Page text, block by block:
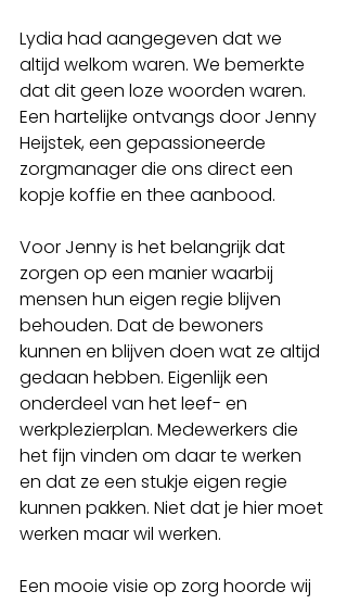
Lydia had aangegeven dat we
altijd welkom waren. We bemerkte
dat dit geen loze woorden waren.
Een hartelijke ontvangs door Jenny
Heijstek, een gepassioneerde
zorgmanager die ons direct een
kopje koffie en thee aanbood.
Voor Jenny is het belangrijk dat
zorgen op een manier waarbij
mensen hun eigen regie blijven
behouden. Dat de bewoners
kunnen en blijven doen wat ze altijd
gedaan hebben. Eigenlijk een
onderdeel van het leef- en
werkplezierplan. Medewerkers die
het fijn vinden om daar te werken
en dat ze een stukje eigen regie
kunnen pakken. Niet dat je hier moet
werken maar wil werken.
Een mooie visie op zorg hoorde wij